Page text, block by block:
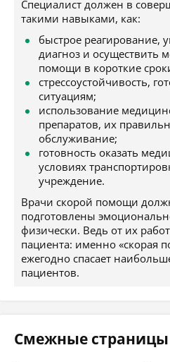
Специалист должен в
такими навыками, как:
быстрое реагирование,
диагноз и осуществить
помощи в короткие
стрессоустойчивость,
ситуациям;
использование
препаратов, их
обслуживание;
готовность оказать
условиях
учреждение.
Врачи скорой помощи
подготовлены
физически. Ведь от их
пациента: именно «скорая
ежегодно спасает
пациентов.
Смежные страницы